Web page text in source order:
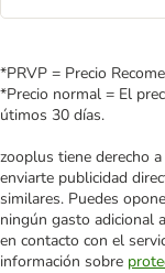
*PRVP = Precio
*Precio normal = El
útimos 30 días.
zooplus tiene derecho
enviarte publicidad
similares. Puedes
ningún gasto adicional
en contacto con el
información sobre